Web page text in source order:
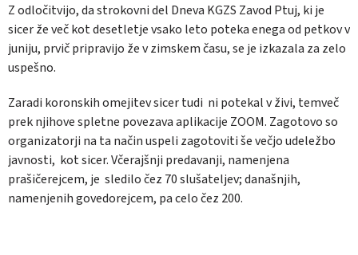
Z odločitvijo, da strokovni del Dneva KGZS Zavod Ptuj, ki je
sicer že več kot desetletje vsako leto poteka enega od petkov v
juniju, prvič pripravijo že v zimskem času, se je izkazala za zelo
uspešno.
Zaradi koronskih omejitev sicer tudi ni potekal v živi, temveč
prek njihove spletne povezava aplikacije ZOOM. Zagotovo so
organizatorji na ta način uspeli zagotoviti še večjo udeležbo
javnosti, kot sicer. Včerajšnji predavanji, namenjena
prašičerejcem, je sledilo čez 70 slušateljev; današnjih,
namenjenih govedorejcem, pa celo čez 200.